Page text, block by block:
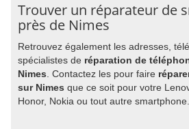
Trouver un réparateur de
près de Nimes
Retrouvez également les adresses,
spécialistes de réparation de
Nimes . Contactez les pour faire
sur Nimes que ce soit pour votre
Honor, Nokia ou tout autre smartphone.